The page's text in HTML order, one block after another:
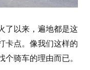
了以来，遍地都是这
卡点。像我们这样的
骑车的理由而已。